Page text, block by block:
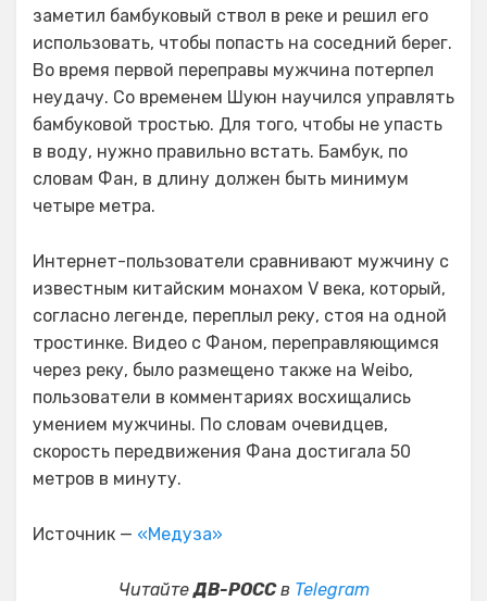
заметил бамбуковый ствол в реке и решил его
использовать, чтобы попасть на соседний берег.
Во время первой переправы мужчина потерпел
неудачу. Со временем Шуюн научился управлять
бамбуковой тростью. Для того, чтобы не упасть
в воду, нужно правильно встать. Бамбук, по
словам Фан, в длину должен быть минимум
четыре метра.
Интернет-пользователи сравнивают мужчину с
известным китайским монахом V века, который,
согласно легенде, переплыл реку, стоя на одной
тростинке. Видео с Фаном, переправляющимся
через реку, было размещено также на Weibo,
пользователи в комментариях восхищались
умением мужчины. По словам очевидцев,
скорость передвижения Фана достигала 50
метров в минуту.
Источник — «Медуза»
ЧитайтеДВ-РОССв Telegram